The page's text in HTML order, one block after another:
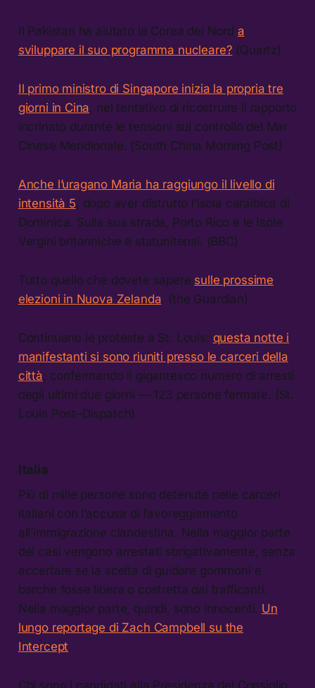
Il Pakistan ha aiutato la Corea del Nord a
sviluppare il suo programma nucleare? (Quartz)
Il primo ministro di Singapore inizia la propria tre
giorni in Cina , nel tentativo di ricostruire il rapporto
incrinato durante le tensioni sul controllo del Mar
Cinese Meridionale. (South China Morning Post)
Anche l’uragano Maria ha raggiungo il livello di
intensità 5 , dopo aver distrutto l’isola caraibica di
Dominica. Sulla sua strada, Porto Rico e le Isole
Vergini britanniche e statunitensi. (BBC)
Tutto quello che dovete sapere sulle prossime
elezioni in Nuova Zelanda. (the Guardian)
Continuano le proteste a St. Louis: questa notte i
manifestanti si sono riuniti presso le carceri della
città , confermando il gigantesco numero di arresti
degli ultimi due giorni — 123 persone fermate. (St.
Louis Post–Dispatch)
Italia
Più di mille persone sono detenute nelle carceri
italiani con l’accusa di favoreggiamento
all’immigrazione clandestina. Nella maggior parte
dei casi vengono arrestati sbrigativamente, senza
accertare se la scelta di guidare gommoni e
barche fosse libera o costretta dai trafficanti.
Nella maggior parte, quindi, sono innocenti. Un
lungo reportage di Zach Campbell su the
Intercept.
Chi sono i candidati alla Presidenza del Consiglio